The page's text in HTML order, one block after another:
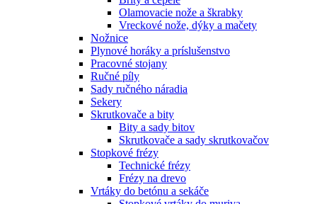
Olamovacie nože a škrabky
Vreckové nože, dýky a mačety
Nožnice
Plynové horáky a príslušenstvo
Pracovné stojany
Ručné píly
Sady ručného náradia
Sekery
Skrutkovače a bity
Bity a sady bitov
Skrutkovače a sady skrutkovačov
Stopkové frézy
Technické frézy
Frézy na drevo
Vrtáky do betónu a sekáče